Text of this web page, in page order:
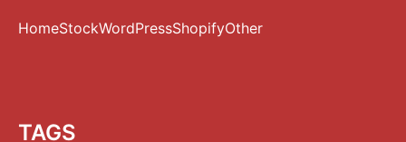
HomeStockWordPressShopifyOther
TAGS